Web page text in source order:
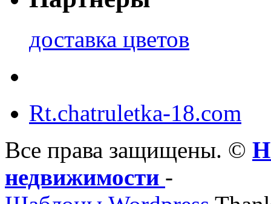
доставка цветов
Rt.chatruletka-18.com
Все права защищены. ©
недвижимости -